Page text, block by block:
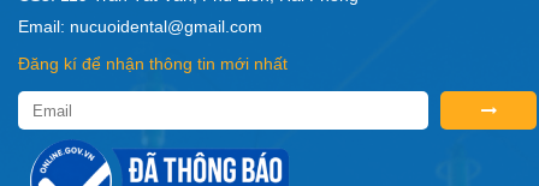
Email: nucuoidental@gmail.com
Đăng kí để nhận thông tin mới nhất